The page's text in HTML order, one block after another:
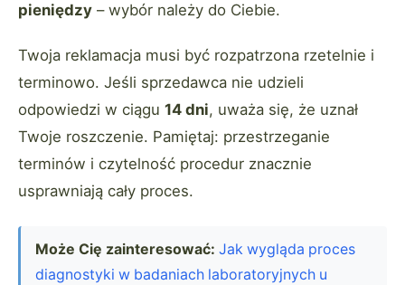
pieniędzy – wybór należy do Ciebie.
Twoja reklamacja musi być rozpatrzona rzetelnie i
terminowo. Jeśli sprzedawca nie udzieli
odpowiedzi w ciągu 14 dni, uważa się, że uznał
Twoje roszczenie. Pamiętaj: przestrzeganie
terminów i czytelność procedur znacznie
usprawniają cały proces.
Może Cię zainteresować: Jak wygląda proces
diagnostyki w badaniach laboratoryjnych u